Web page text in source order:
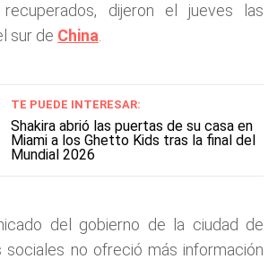
dijeron el jueves las
sur de China
TE PUEDE INTERESAR:
Shakira abrió las puertas de su casa en
Miami a los Ghetto Kids tras la final del
Mundial 2026
del gobierno de la ciudad de
sociales no ofreció más información